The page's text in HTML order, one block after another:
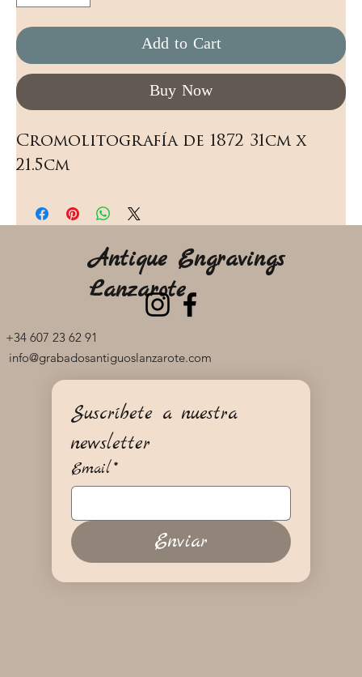
Add to Cart
Buy Now
Cromolitografía de 1872 31cm x
21.5cm
+34 607 23 62 91
info@grabadosantiguoslanzarote.com
Antique Engravings
Lanzarote
Suscríbete a nuestra
newsletter
Email*
Enviar